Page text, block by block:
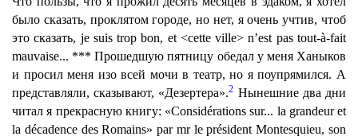
было сказать, проклятом городе, но нет, я очень учтив, чтоб
это сказать, je suis trop bon, et <cette ville> n’est pas tout-à-fait
mauvaise... *** Прошедшую пятницу обедал у меня Ханыков
и просил меня изо всей мочи в театр, но я поупрямился. А
представляли, сказывают, «Дезертера».2 Нынешние два дни
читал я прекрасную книгу: «Considérations sur... la grandeur et
la décadence des Romains» par mr le président Montesquieu, son